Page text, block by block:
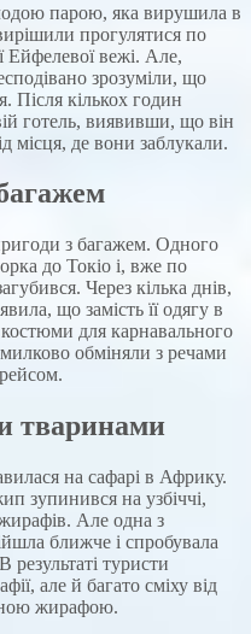
парою, яка вирушила в
прогулятися по
Ейфелевої вежі. Але,
зрозуміли, що
Після кількох годин
готель, виявивши, що він
місця, де вони заблукали.
з багажем. Одного
до Токіо і, вже по
Через кілька днів,
що замість її одягу в
для карнавального
обміняли з речами
тваринами
на сафарі в Африку.
зупинився на узбіччі,
Але одна з
ближче і спробувала
результаті туристи
але й багато сміху від
жирафою.